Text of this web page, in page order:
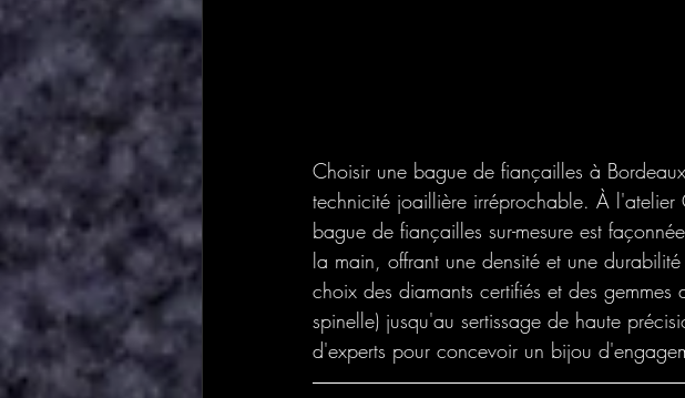
Choisir une bague de fiançailles à
technicité joaillière irréprochable. À
bague de fiançailles sur-mesure est
la main, offrant une densité et une
choix des diamants certifiés et des
spinelle) jusqu'au sertissage de haute
d'experts pour concevoir un bijou